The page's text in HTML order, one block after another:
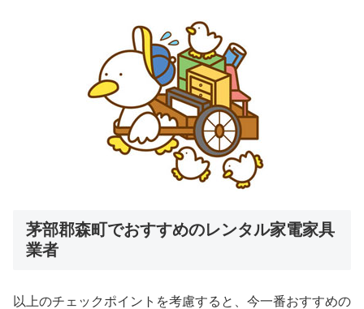
茅部郡森町でおすすめのレンタル家電家具
業者
以上のチェックポイントを考慮すると、今一番おすすめの